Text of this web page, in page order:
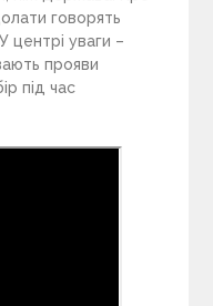
говорять
центрі уваги –
прояви
під час